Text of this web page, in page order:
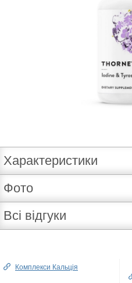
Характеристики
Фото
Всі відгуки
Комплекcи Кальція